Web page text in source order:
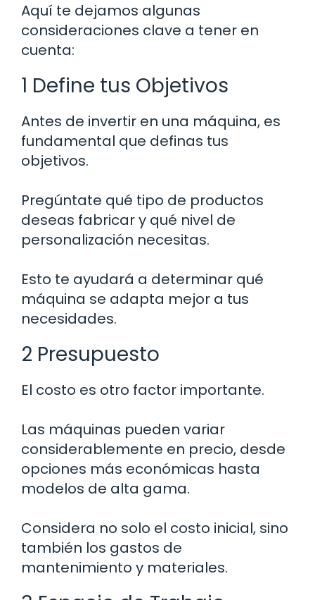
Aquí te dejamos algunas
consideraciones clave a tener en
cuenta:
1 Define tus Objetivos
Antes de invertir en una máquina, es
fundamental que definas tus
objetivos.
Pregúntate qué tipo de productos
deseas fabricar y qué nivel de
personalización necesitas.
Esto te ayudará a determinar qué
máquina se adapta mejor a tus
necesidades.
2 Presupuesto
El costo es otro factor importante.
Las máquinas pueden variar
considerablemente en precio, desde
opciones más económicas hasta
modelos de alta gama.
Considera no solo el costo inicial, sino
también los gastos de
mantenimiento y materiales.